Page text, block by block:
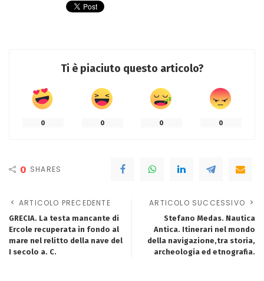
Ti è piaciuto questo articolo?
0 0 0 0
0 SHARES
ARTICOLO PRECEDENTE
GRECIA. La testa mancante di
Ercole recuperata in fondo al
mare nel relitto della nave del
I secolo a. C.
ARTICOLO SUCCESSIVO
Stefano Medas. Nautica
Antica. Itinerari nel mondo
della navigazione,tra storia,
archeologia ed etnografia.